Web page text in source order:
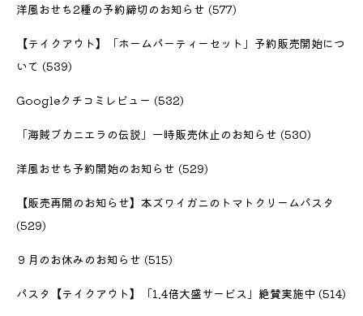
洋風おせち2種の予約締切のお知らせ (577)
【テイクアウト】「ホームパーティーセット」予約販売開始につ
いて (539)
Googleクチコミレビュー (532)
「海賊ブカニエラの伝説」一時販売休止のお知らせ (530)
洋風おせち予約開始のお知らせ (529)
【販売再開のお知らせ】本ズワイガニのトマトクリームパスタ
(529)
９月のお休みのお知らせ (515)
パスタ【テイクアウト】「1.4倍大盛サービス」絶賛実施中 (514)